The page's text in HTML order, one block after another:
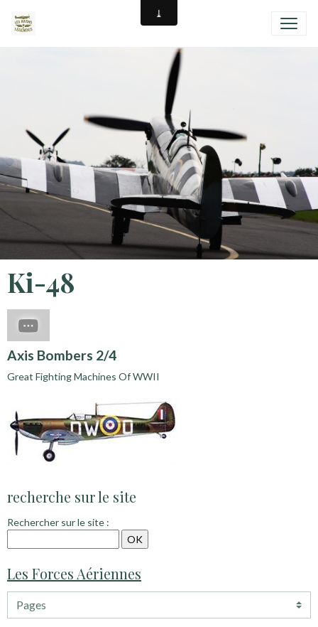
Ki-48
Axis Bombers 2/4
Great Fighting Machines Of WWII
recherche sur le site
Rechercher sur le site :
Les Forces Aériennes